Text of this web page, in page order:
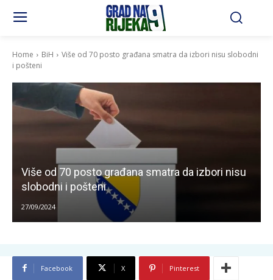
Home BiH
Više od 70 posto građana smatra da izbori nisu slobodni
i pošteni
Više od 70 posto građana smatra da izbori nisu
slobodni i pošteni
27/09/2024
Facebook X Pinterest